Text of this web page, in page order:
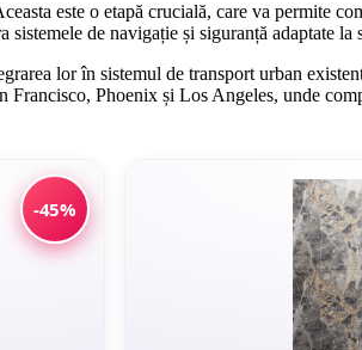
este o etapă crucială, care va permite
de navigație și siguranță adaptate
lor în sistemul de transport urban
Phoenix și Los Angeles, unde
-45%